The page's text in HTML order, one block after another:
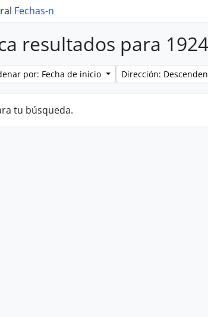
Fechas-n
resultados para 1924
por: Fecha de inicio Dirección:
tu búsqueda.